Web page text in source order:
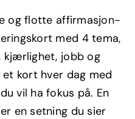
er:
kr239,40.
og flotte affirmasjon-
med 4 tema,
kjærlighet, jobb og
et kort hver dag med
vil ha fokus på. En
en setning du sier